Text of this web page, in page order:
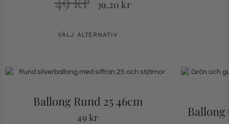
39.20kr
VÄLJ ALTERNATIV
Ballong Rund 25 46cm
49kr Ballong